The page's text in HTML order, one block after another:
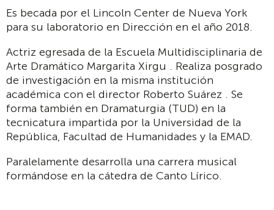
Es becada por el Lincoln Center de Nueva York
para su laboratorio en Dirección en el año 2018.
Actriz egresada de la Escuela Multidisciplinaria de
Arte Dramático Margarita Xirgu . Realiza posgrado
de investigación en la misma institución
académica con el director Roberto Suárez . Se
forma también en Dramaturgia (TUD) en la
tecnicatura impartida por la Universidad de la
República, Facultad de Humanidades y la EMAD.
Paralelamente desarrolla una carrera musical
formándose en la cátedra de Canto Lírico.